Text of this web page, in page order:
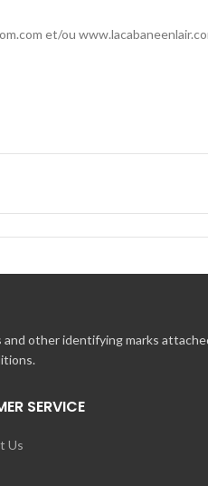
et/ou
other identifying marks
SERVICE
Us